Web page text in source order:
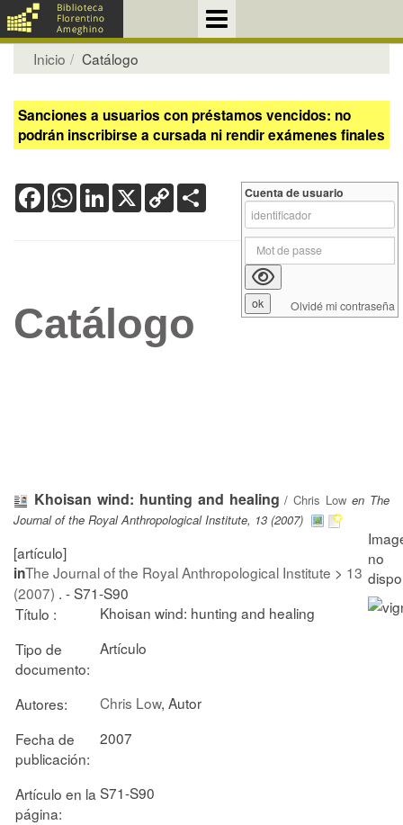
Inicio Catálogo
Sanciones a usuarios con préstamos vencidos: no
podrán inscribirse a cursada ni rendir exámenes finales
FacebookWhatsApp
LinkedIn
X Copy
Link
Catálogo
Khoisan wind: hunting and healing /Chris Low en The
Journal of the Royal Anthropological Institute, 13 (2007)
[artículo]
inThe Journal of the Royal Anthropological Institute > 13
(2007) . - S71-S90
Título :
Khoisan wind: hunting and healing
Tipo de
documento:
Artículo
Autores: Chris Low, Autor
Fecha de
publicación:
2007
Artículo en la
página:
S71-S90
Cuenta de usuario
Olvidé mi contraseña